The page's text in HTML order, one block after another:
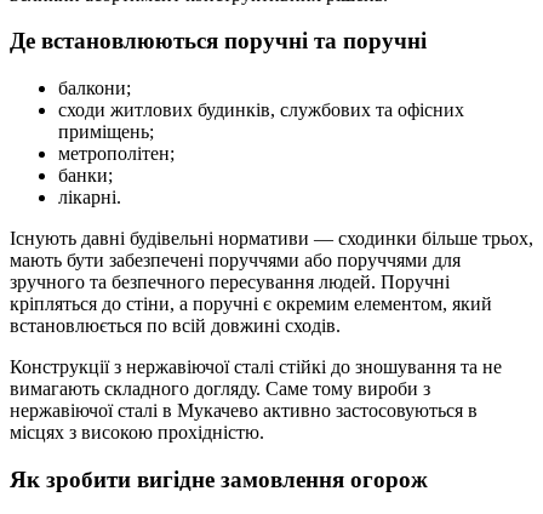
Де встановлюються поручні та поручні
балкони;
сходи житлових будинків, службових та офісних
приміщень;
метрополітен;
банки;
лікарні.
Існують давні будівельні нормативи — сходинки більше трьох,
мають бути забезпечені поруччями або поруччями для
зручного та безпечного пересування людей. Поручні
кріпляться до стіни, а поручні є окремим елементом, який
встановлюється по всій довжині сходів.
Конструкції з нержавіючої сталі стійкі до зношування та не
вимагають складного догляду. Саме тому вироби з
нержавіючої сталі в Мукачево активно застосовуються в
місцях з високою прохідністю.
Як зробити вигідне замовлення огорож